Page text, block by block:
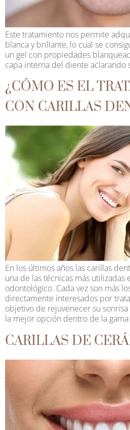
Este tratamiento nos permite
blanca y brillante, lo cual se
un gel con propiedades
capa interna del diente aclarando
¿CÓMO ES EL
CON CARILLAS
En los últimos años las carillas
una de las técnicas más utilizadas
odontológico. Cada vez son más
directamente interesados por
objetivo de rejuvenecer su
la mejor opción dentro de la
CARILLAS DE